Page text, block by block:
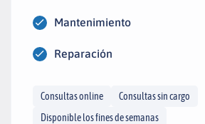
Mantenimiento
Reparación
Consultas online
Consultas sin cargo
Disponible los fines de semanas